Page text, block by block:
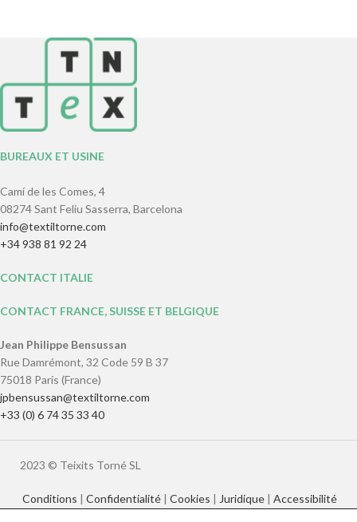
BUREAUX ET USINE
Camí de les Comes, 4
08274 Sant Feliu Sasserra, Barcelona
info@textiltorne.com
+34 938 81 92 24
CONTACT ITALIE
CONTACT FRANCE, SUISSE ET BELGIQUE
Jean Philippe Bensussan
Rue Damrémont, 32 Code 59 B 37
75018 Paris (France)
jpbensussan@textiltorne.com
+33 (0) 6 74 35 33 40
2023 © Teixits Torné SL
Conditions | Confidentialité| Cookies | Juridique| Accessibilité